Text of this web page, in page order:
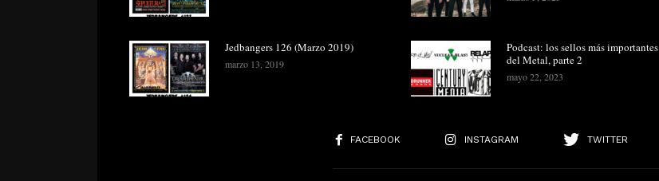
Jedbangers 126 (Marzo 2019)
marzo 13, 2019
Podcast: los sellos más importantes
del Metal, parte 2
mayo 22, 2023
FACEBOOK INSTAGRAM TWITTER